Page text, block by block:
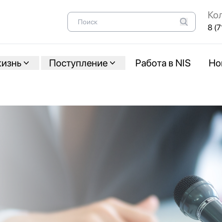
8
Поступление Работа в NIS